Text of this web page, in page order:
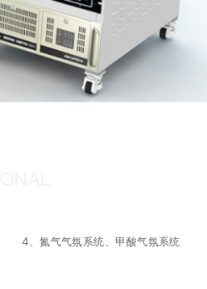
、氮气气氛系统、甲酸气氛